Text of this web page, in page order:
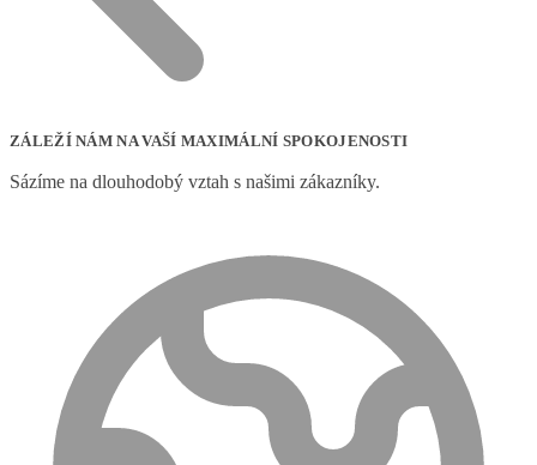
ZÁLEŽÍ NÁM NA VAŠÍ MAXIMÁLNÍ SPOKOJENOSTI
Sázíme na dlouhodobý vztah s našimi zákazníky.